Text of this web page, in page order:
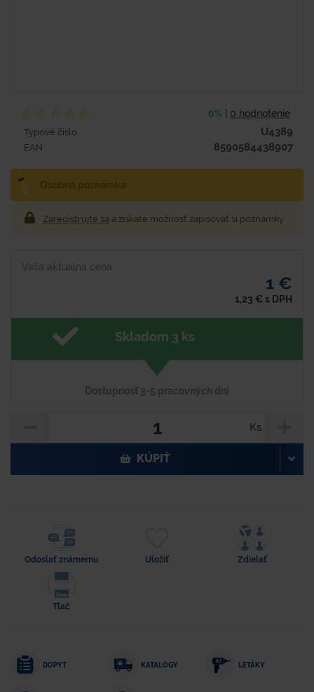
0% 0 hodnotenie
Typové číslo U4389
EAN 8590584438907
Zaregistrujte sa a získate možnosť zapisovať si poznámky
Vaša aktuálna cena
1 €
1,23 € s DPH
Skladom 3 ks
Dostupnosť 3-5 pracovných dní
Ks
KÚPIŤ
Odoslať známemu Uložiť Zdielať
Tlač
DOPYT KATALÓGY LETÁKY